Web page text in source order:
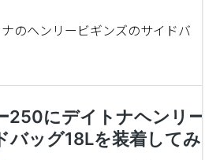
のヘンリービギンズのサイドバ